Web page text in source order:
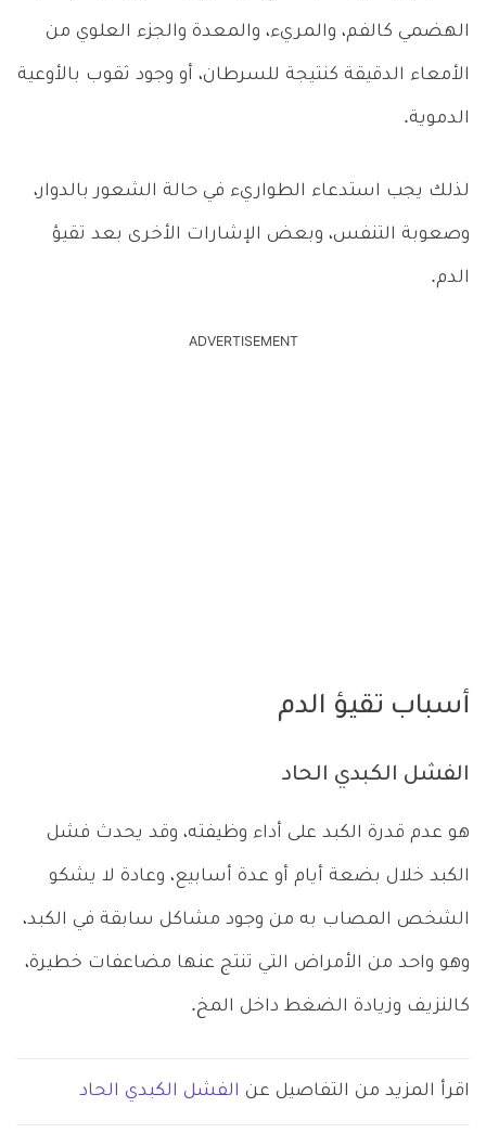
الهضمي كالفم، والمريء، والمعدة والجزء العلوي من
الأمعاء الدقيقة كنتيجة للسرطان، أو وجود ثقوب بالأوعية
الدموية.
لذلك يجب استدعاء الطواريء في حالة الشعور بالدوار،
وصعوبة التنفس، وبعض الإشارات الأخرى بعد تقيؤ
الدم.
ADVERTISEMENT
أسباب تقيؤ الدم
الفشل الكبدي الحاد
هو عدم قدرة الكبد على أداء وظيفته، وقد يحدث فشل
الكبد خلال بضعة أيام أو عدة أسابيع، وعادة لا يشكو
الشخص المصاب به من وجود مشاكل سابقة في الكبد،
وهو واحد من الأمراض التي تنتج عنها مضاعفات خطيرة،
كالنزيف وزيادة الضغط داخل المخ.
اقرأ المزيد من التفاصيل عن الفشل الكبدي الحاد